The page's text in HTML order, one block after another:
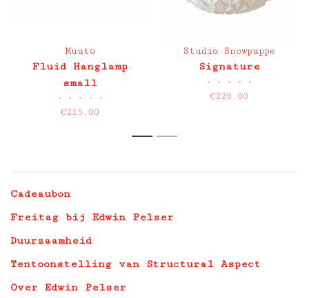
Muuto
Fluid Hanglamp
small
• • • • •
€215,00
Studio Snowpuppe
Signature
• • • • •
€220,00
1 2
Cadeaubon
Freitag bij Edwin Pelser
Duurzaamheid
Tentoonstelling van Structural Aspect
Over Edwin Pelser